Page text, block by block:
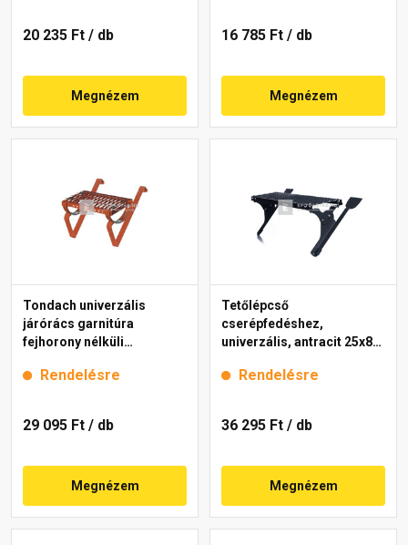
20 235 Ft / db
Megnézem
16 785 Ft / db
Megnézem
Tondach univerzális
járórács garnitúra
fejhorony nélküli
Rendelésre
29 095 Ft / db
Megnézem
Tetőlépcső
cserépfedéshez,
univerzális, antracit 25x80
Rendelésre
36 295 Ft / db
Megnézem